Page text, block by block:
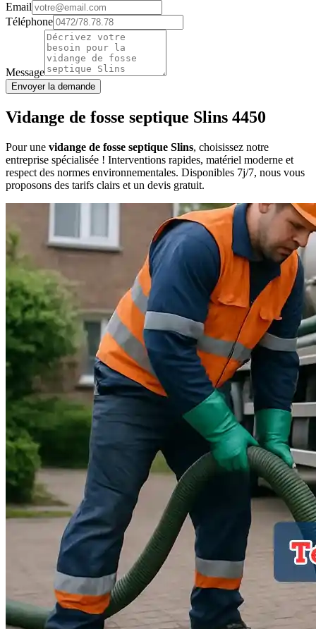
Email
Téléphone
Message
Envoyer la demande
Vidange de fosse septique Slins 4450
Pour une vidange de fosse septique Slins, choisissez notre
entreprise spécialisée ! Interventions rapides, matériel moderne et
respect des normes environnementales. Disponibles 7j/7, nous vous
proposons des tarifs clairs et un devis gratuit.